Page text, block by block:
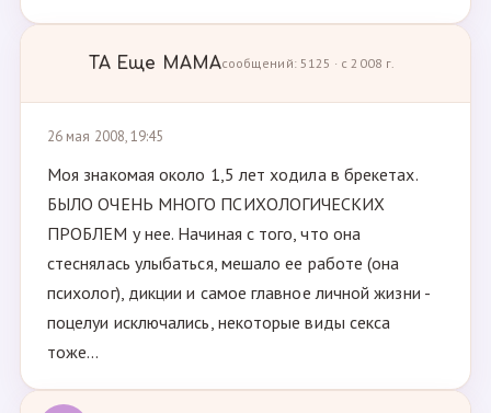
ТА Ещe МАМАсообщений: 5125 · с 2008 г.
26 мая 2008, 19:45
Моя знакомая около 1,5 лет ходила в брекетах.
БЫЛО ОЧЕНЬ МНОГО ПСИХОЛОГИЧЕСКИХ
ПРОБЛЕМ у нее. Начиная с того, что она
стеснялась улыбаться, мешало ее работе (она
психолог), дикции и самое главное личной жизни -
поцелуи исключались, некоторые виды секса
тоже...